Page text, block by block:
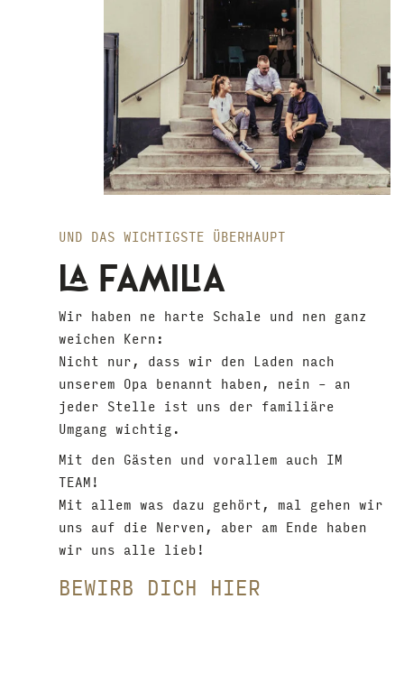
UND DAS WICHTIGSTE ÜBERHAUPT
LA FAMILIA
Wir haben ne harte Schale und nen ganz
weichen Kern:
Nicht nur, dass wir den Laden nach
unserem Opa benannt haben, nein – an
jeder Stelle ist uns der familiäre
Umgang wichtig.
Mit den Gästen und vorallem auch IM
TEAM!
Mit allem was dazu gehört, mal gehen wir
uns auf die Nerven, aber am Ende haben
wir uns alle lieb!
BEWIRB DICH HIER